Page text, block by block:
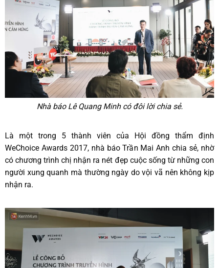
Nhà báo Lê Quang Minh có đôi lời chia sẻ.
Là một trong 5 thành viên của Hội đồng thẩm định
WeChoice Awards 2017, nhà báo Trần Mai Anh chia sẻ, nhờ
có chương trình chị nhận ra nét đẹp cuộc sống từ những con
người xung quanh mà thường ngày do vội vã nên không kịp
nhận ra.